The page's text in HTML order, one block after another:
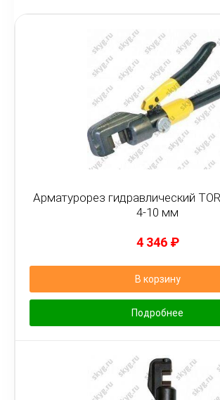
Арматурорез гидравлический
4-10 мм
4 346 ₽
В корзину
Подробнее